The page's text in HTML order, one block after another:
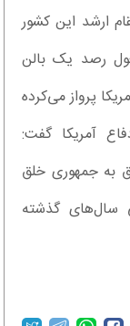
ارشد این کشور
رصد یک بالن
پرواز می‌کرده
آمریکا گفت:
به جمهوری خلق
سال‌های گذشته